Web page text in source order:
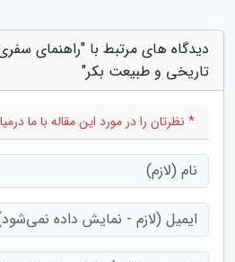
دیدگاه های مرتبط با "راهنمای
تاریخی و طبیعت بکر"
* نظرتان را در مورد این مقاله با ما